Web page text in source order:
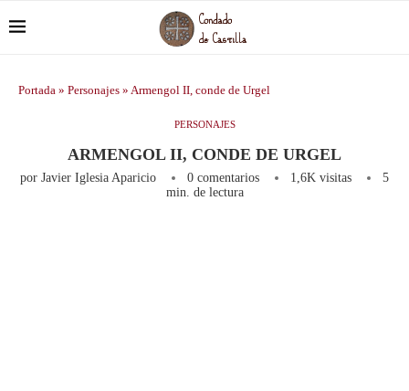
Portada » Personajes » Armengol II, conde de Urgel
PERSONAJES
ARMENGOL II, CONDE DE URGEL
por Javier Iglesia Aparicio 0 comentarios 1,6K visitas
5
min. de lectura